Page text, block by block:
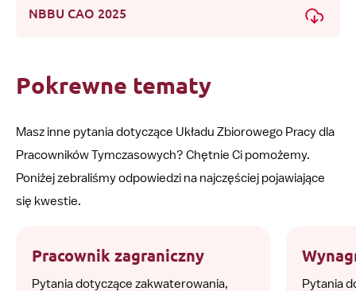
NBBU CAO 2025
Pokrewne tematy
Masz inne pytania dotyczące Układu Zbiorowego Pracy dla
Pracowników Tymczasowych? Chętnie Ci pomożemy.
Poniżej zebraliśmy odpowiedzi na najczęściej pojawiające
się kwestie.
Pracownik zagraniczny
Pytania dotyczące zakwaterowania, Pytania